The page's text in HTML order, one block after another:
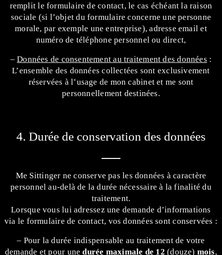
remplit le formulaire de contact, le cas échéant la raison
sociale (si l’objet du formulaire concerne une personne
morale, par exemple une entreprise), adresse email et
numéro de téléphone personnel ou direct,
–Données de consentement au traitement des données :
L’ensemble des données collectées sont exclusivement
réservées à l’usage de mon cabinet et me sont
personnellement destinées.
4. Durée de conservation des données
Me Sittinger ne conserve pas les données à caractère
personnel au-delà de la durée nécessaire à la finalité du
traitement.
Lorsque vous lui adressez une demande d’informations
via le formulaire de contact, vos données sont conservées :
– Pour la durée indispensable au traitement de votre
demande et pour unedurée maximale de 12(douze) mois,